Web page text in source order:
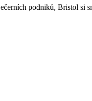
podniků, Bristol si